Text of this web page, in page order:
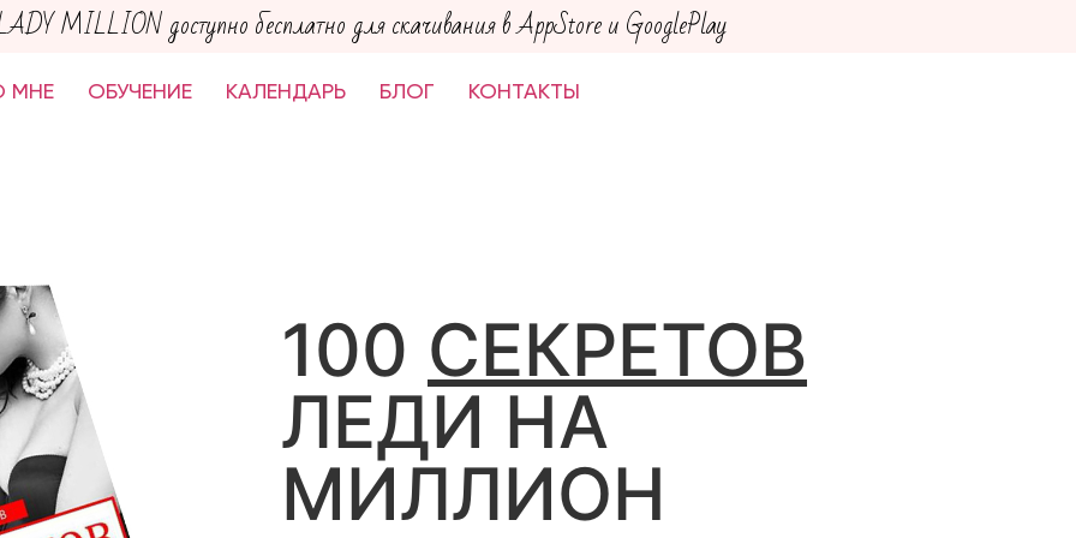
MILLION доступно бесплатно для скачивания в AppStore и GooglePlay
МНЕ ОБУЧЕНИЕ КАЛЕНДАРЬ БЛОГ КОНТАКТЫ
100 СЕКРЕТОВ
ЛЕДИ НА
МИЛЛИОН